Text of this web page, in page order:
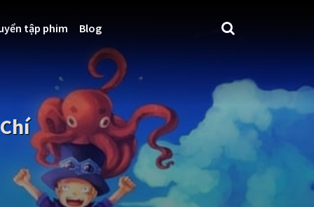
tập phim Blog